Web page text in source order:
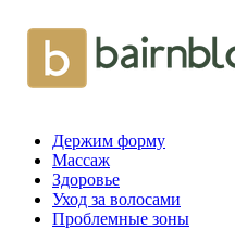
Держим форму
Массаж
Здоровье
Уход за волосами
Проблемные зоны